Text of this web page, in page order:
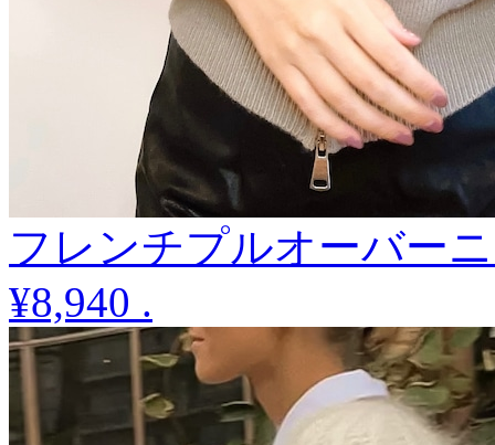
フレンチプルオーバー
¥8,940 .